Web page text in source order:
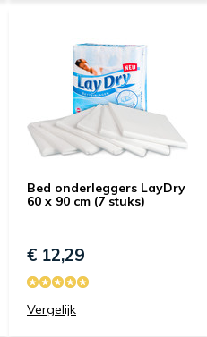
Bed onderleggers LayDry
60 x 90 cm (7 stuks)
€ 12,29
Vergelijk